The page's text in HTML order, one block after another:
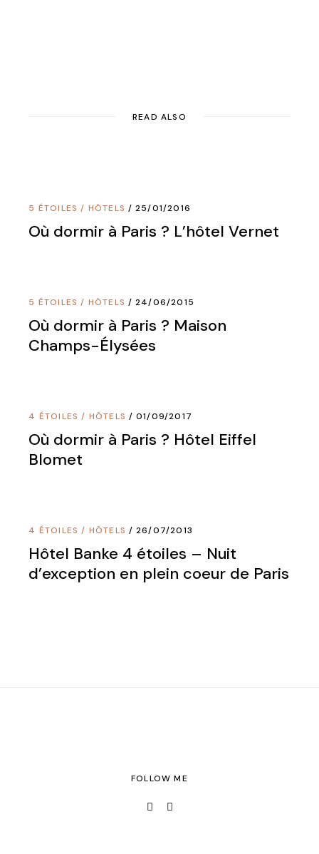
READ ALSO
5 ÉTOILES / HÔTELS 25/01/2016
Où dormir à Paris ? L’hôtel Vernet
5 ÉTOILES / HÔTELS 24/06/2015
Où dormir à Paris ? Maison
Champs-Élysées
4 ÉTOILES / HÔTELS 01/09/2017
Où dormir à Paris ? Hôtel Eiffel
Blomet
4 ÉTOILES / HÔTELS 26/07/2013
Hôtel Banke 4 étoiles – Nuit
d’exception en plein coeur de Paris
FOLLOW ME